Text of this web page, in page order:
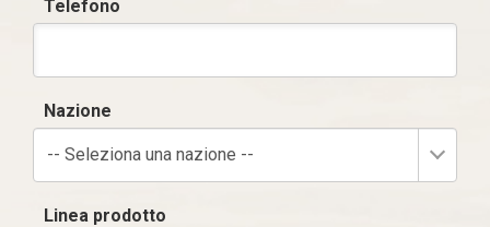
Telefono
Nazione
-- Seleziona una nazione --
Linea prodotto